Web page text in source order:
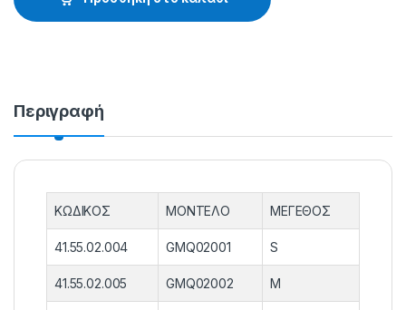
Περιγραφή
ΚΩΔΙΚΟΣ ΜΟΝΤΕΛΟ ΜΕΓΕΘΟΣ
41.55.02.004 GMQ02001 S
41.55.02.005 GMQ02002 M